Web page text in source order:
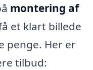
montering af
et klart billede
penge. Her er
tilbud: